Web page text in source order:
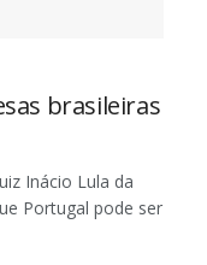
brasileiras
Inácio Lula da
Portugal pode ser